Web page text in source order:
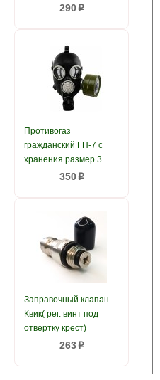
290p
Противогаз
гражданский ГП-7 с
хранения размер 3
350p
Заправочный клапан
Квик( рег. винт под
отвертку крест)
263p